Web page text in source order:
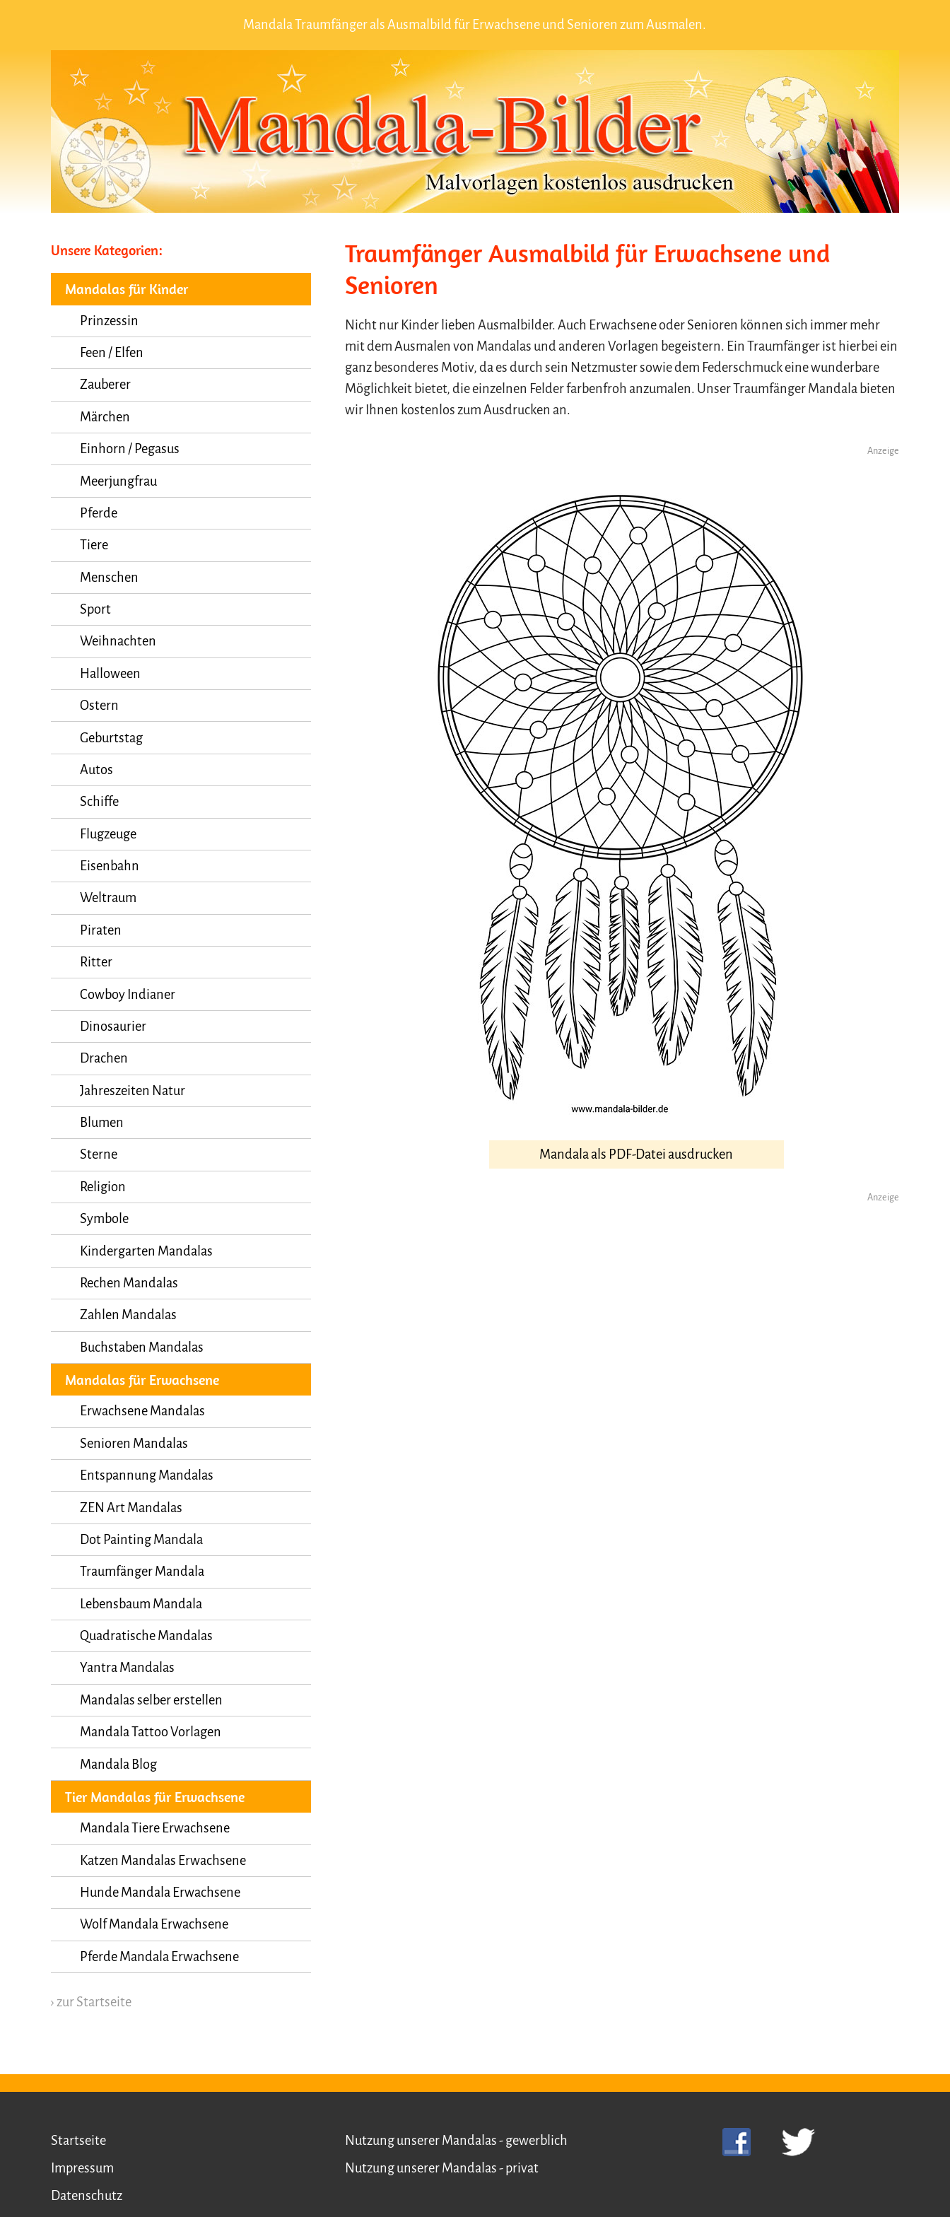
Mandala Traumfänger als Ausmalbild für Erwachsene und Senioren zum Ausmalen.
Unsere Kategorien:
Mandalas für Kinder
Prinzessin
Feen / Elfen
Zauberer
Märchen
Einhorn / Pegasus
Meerjungfrau
Pferde
Tiere
Menschen
Sport
Weihnachten
Halloween
Ostern
Geburtstag
Autos
Schiffe
Flugzeuge
Eisenbahn
Weltraum
Piraten
Ritter
Cowboy Indianer
Dinosaurier
Drachen
Jahreszeiten Natur
Blumen
Sterne
Religion
Symbole
Kindergarten Mandalas
Rechen Mandalas
Zahlen Mandalas
Buchstaben Mandalas
Mandalas für Erwachsene
Erwachsene Mandalas
Senioren Mandalas
Entspannung Mandalas
ZEN Art Mandalas
Dot Painting Mandala
Traumfänger Mandala
Lebensbaum Mandala
Quadratische Mandalas
Yantra Mandalas
Mandalas selber erstellen
Mandala Tattoo Vorlagen
Mandala Blog
Tier Mandalas für Erwachsene
Mandala Tiere Erwachsene
Katzen Mandalas Erwachsene
Hunde Mandala Erwachsene
Wolf Mandala Erwachsene
Pferde Mandala Erwachsene
› zur Startseite
Traumfänger Ausmalbild für Erwachsene und
Senioren
Nicht nur Kinder lieben Ausmalbilder. Auch Erwachsene oder Senioren können sich immer mehr
mit dem Ausmalen von Mandalas und anderen Vorlagen begeistern. Ein Traumfänger ist hierbei ein
ganz besonderes Motiv, da es durch sein Netzmuster sowie dem Federschmuck eine wunderbare
Möglichkeit bietet, die einzelnen Felder farbenfroh anzumalen. Unser Traumfänger Mandala bieten
wir Ihnen kostenlos zum Ausdrucken an.
Anzeige
Mandala als PDF-Datei ausdrucken
Anzeige
Startseite
Impressum
Datenschutz
Nutzung unserer Mandalas - gewerblich
Nutzung unserer Mandalas - privat